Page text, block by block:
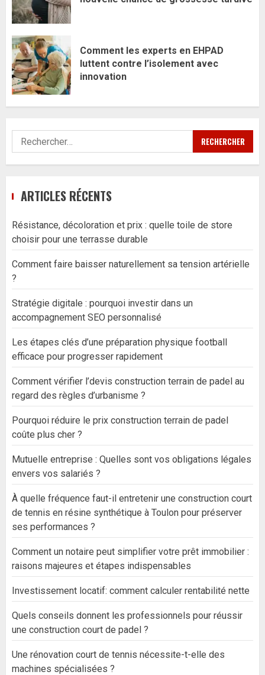
Comment les experts en EHPAD
luttent contre l’isolement avec
innovation
Rechercher :
ARTICLES RÉCENTS
Résistance, décoloration et prix : quelle toile de store
choisir pour une terrasse durable
Comment faire baisser naturellement sa tension artérielle
?
Stratégie digitale : pourquoi investir dans un
accompagnement SEO personnalisé
Les étapes clés d’une préparation physique football
efficace pour progresser rapidement
Comment vérifier l’devis construction terrain de padel au
regard des règles d’urbanisme ?
Pourquoi réduire le prix construction terrain de padel
coûte plus cher ?
Mutuelle entreprise : Quelles sont vos obligations légales
envers vos salariés ?
À quelle fréquence faut-il entretenir une construction court
de tennis en résine synthétique à Toulon pour préserver
ses performances ?
Comment un notaire peut simplifier votre prêt immobilier :
raisons majeures et étapes indispensables
Investissement locatif: comment calculer rentabilité nette
Quels conseils donnent les professionnels pour réussir
une construction court de padel ?
Une rénovation court de tennis nécessite-t-elle des
machines spécialisées ?